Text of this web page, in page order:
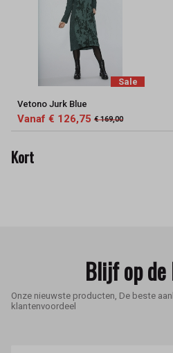
Sale
Vetono Jurk Blue
Vanaf € 126,75 € 169,00
Kort
Blijf op de
Onze nieuwste producten, De beste
klantenvoordeel